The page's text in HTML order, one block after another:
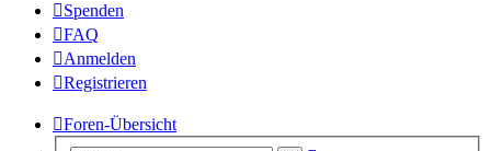
Spenden
FAQ
Anmelden
Registrieren
Foren-Übersicht